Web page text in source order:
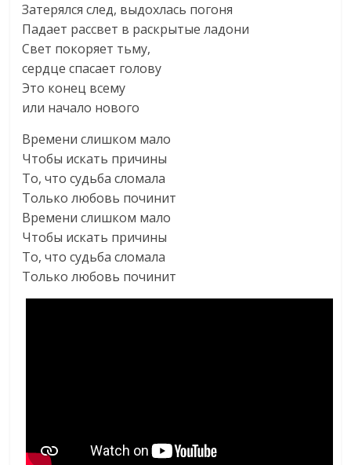
Затерялся след, выдохлась погоня
Падает рассвет в раскрытые ладони
Свет покоряет тьму,
сердце спасает голову
Это конец всему
или начало нового
Времени слишком мало
Чтобы искать причины
То, что судьба сломала
Только любовь починит
Времени слишком мало
Чтобы искать причины
То, что судьба сломала
Только любовь починит